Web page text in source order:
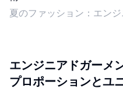
夏のファッション：エン
エンジニアドガーメ
プロポーションとユ